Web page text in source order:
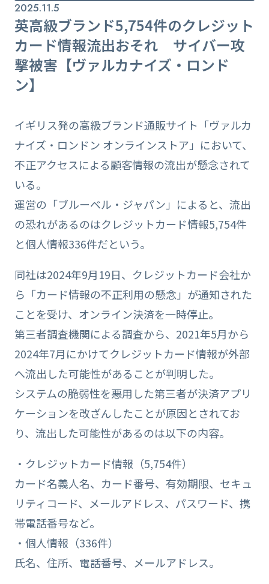
2025.11.5
英高級ブランド5,754件のクレジット
カード情報流出おそれ サイバー攻
撃被害【ヴァルカナイズ・ロンド
ン】
イギリス発の高級ブランド通販サイト「ヴァルカ
ナイズ・ロンドン オンラインストア」において、
不正アクセスによる顧客情報の流出が懸念されて
いる。
運営の「ブルーベル・ジャパン」によると、流出
の恐れがあるのはクレジットカード情報5,754件
と個人情報336件だという。
同社は2024年9月19日、クレジットカード会社か
ら「カード情報の不正利用の懸念」が通知された
ことを受け、オンライン決済を一時停止。
第三者調査機関による調査から、2021年5月から
2024年7月にかけてクレジットカード情報が外部
へ流出した可能性があることが判明した。
システムの脆弱性を悪用した第三者が決済アプリ
ケーションを改ざんしたことが原因とされてお
り、流出した可能性があるのは以下の内容。
・クレジットカード情報（5,754件）
カード名義人名、カード番号、有効期限、セキュ
リティコード、メールアドレス、パスワード、携
帯電話番号など。
・個人情報（336件）
氏名、住所、電話番号、メールアドレス。